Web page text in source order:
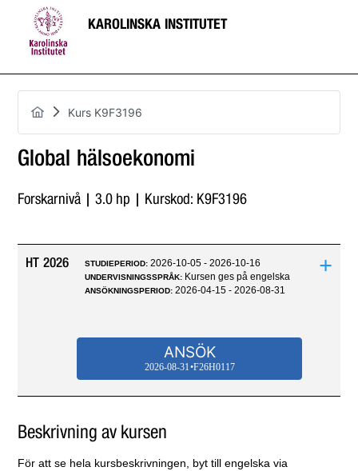
KAROLINSKA INSTITUTET
Kurs K9F3196
Global hälsoekonomi
Forskarnivå | 3.0 hp | Kurskod: K9F3196
HT 2026 STUDIEPERIOD:2026-10-05 - 2026-10-16
UNDERVISNINGSSPRÅK: Kursen ges på engelska
ANSÖKNINGSPERIOD:2026-04-15 - 2026-08-31
ANSÖK
2026-08-31 F26H0117
+
Beskrivning av kursen
För att se hela kursbeskrivningen, byt till engelska via